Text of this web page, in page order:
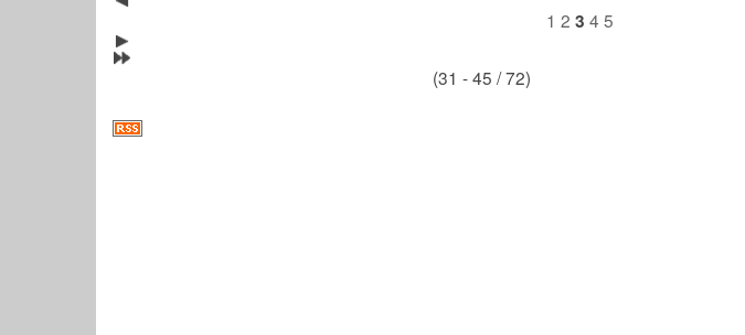
1 2 3 4 5
(31 - 45 / 72)